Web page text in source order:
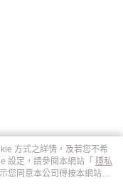
方式之詳情，及若您不希
設定，請參閱本網站「 隱私
您同意本公司得按本網站使